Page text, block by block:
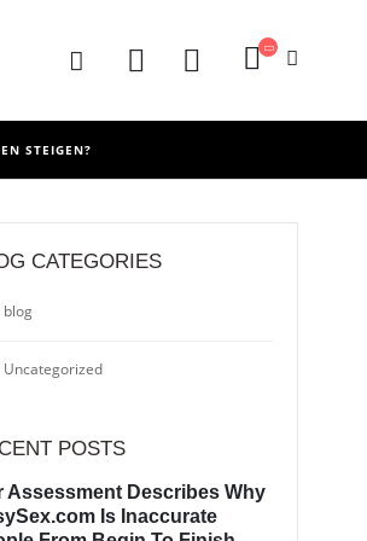
STEIGEN?
CATEGORIES
blog
Uncategorized
POSTS
Assessment Describes Why
Is Inaccurate